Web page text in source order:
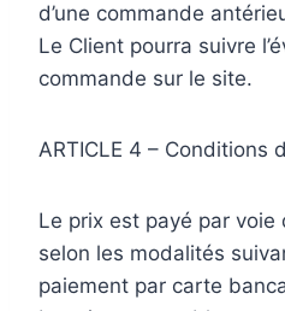
d’une commande
Le Client pourra suivre
commande sur le site.
ARTICLE 4 – Conditions
Le prix est payé par
selon les modalités
paiement par carte